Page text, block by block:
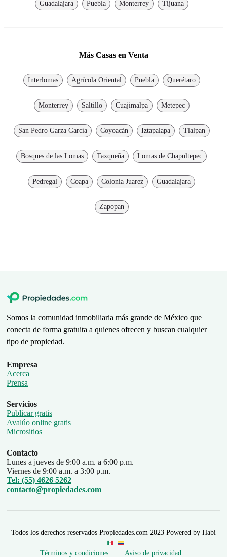
Guadalajara Puebla Monterrey Tijuana
Más Casas en Venta
Interlomas Agrícola Oriental Puebla Querétaro
Monterrey Saltillo Cuajimalpa Metepec
San Pedro Garza García Coyoacán Iztapalapa Tlalpan
Bosques de las Lomas Taxqueña Lomas de Chapultepec
Pedregal Coapa Colonia Juarez Guadalajara
Zapopan
Somos la comunidad inmobiliaria más grande de México que
conecta de forma gratuita a quienes ofrecen y buscan cualquier
tipo de propiedad.
Empresa
Acerca
Prensa
Servicios
Publicar gratis
Avalúo online gratis
Micrositios
Contacto
Lunes a jueves de 9:00 a.m. a 6:00 p.m.
Viernes de 9:00 a.m. a 3:00 p.m.
Tel: (55) 4626 5262
contacto@propiedades.com
Todos los derechos reservados Propiedades.com 2023 Powered by Habi
Términos y condiciones Aviso de privacidad